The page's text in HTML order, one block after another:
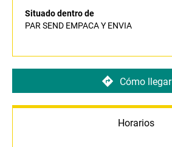
Situado dentro de
PAR SEND EMPACA Y ENVIA
Cómo llegar
Horarios